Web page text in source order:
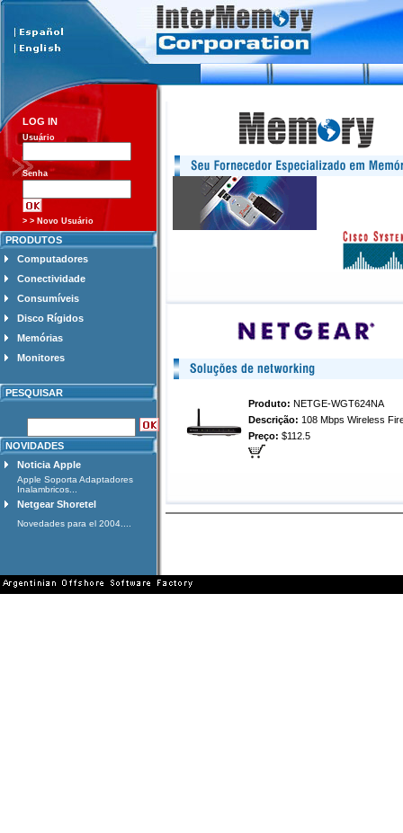
LOG IN
Usuário
Senha
> > Novo Usuário
PRODUTOS
Computadores
Conectividade
Consumíveis
Disco Rígidos
Memórias
Monitores
PESQUISAR
NOVIDADES
Noticia Apple
Apple Soporta Adaptadores
Inalambricos...
Netgear Shoretel
Novedades para el 2004....
Produto: NETGE-WGT624NA
Descrição: 108 Mbps Wireless
Preço: $112.5